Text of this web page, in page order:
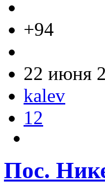
+94
22 июня
kalev
12
Пос.